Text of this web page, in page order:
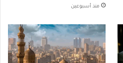
منذ أسبوعين